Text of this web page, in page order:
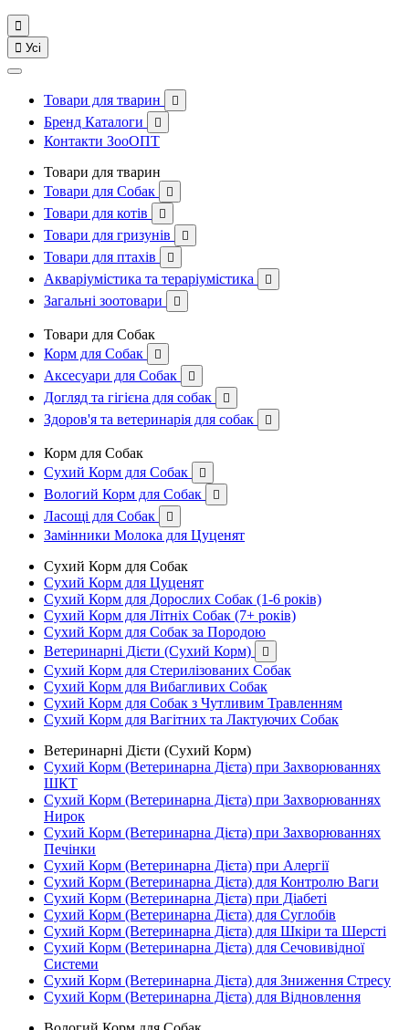

 Усі
Товари для тварин 
Бренд Каталоги 
Контакти ЗооОПТ
Товари для тварин
Товари для Собак

Товари для котів 
Товари для гризунів 
Товари для птахів 
Акваріумістика та тераріумістика 
Загальні зоотовари 
Товари для Собак
Корм для Собак

Аксесуари для Собак 
Догляд та гігієна для собак 
Здоров'я та ветеринарія для собак 
Корм для Собак
Сухий Корм для Собак

Вологий Корм для Собак 
Ласощі для Собак 
Замінники Молока для Цуценят
Сухий Корм для Собак
Сухий Корм для Цуценят
Сухий Корм для Дорослих Собак (1-6 років)
Сухий Корм для Літніх Собак (7+ років)
Сухий Корм для Собак за Породою
Ветеринарні Дієти (Сухий Корм)

Сухий Корм для Стерилізованих Собак
Сухий Корм для Вибагливих Собак
Сухий Корм для Собак з Чутливим Травленням
Сухий Корм для Вагітних та Лактуючих Собак
Ветеринарні Дієти (Сухий Корм)
Сухий Корм (Ветеринарна Дієта) при Захворюваннях
ШКТ
Сухий Корм (Ветеринарна Дієта) при Захворюваннях
Нирок
Сухий Корм (Ветеринарна Дієта) при Захворюваннях
Печінки
Сухий Корм (Ветеринарна Дієта) при Алергії
Сухий Корм (Ветеринарна Дієта) для Контролю Ваги
Сухий Корм (Ветеринарна Дієта) при Діабеті
Сухий Корм (Ветеринарна Дієта) для Суглобів
Сухий Корм (Ветеринарна Дієта) для Шкіри та Шерсті
Сухий Корм (Ветеринарна Дієта) для Сечовивідної
Системи
Сухий Корм (Ветеринарна Дієта) для Зниження Стресу
Сухий Корм (Ветеринарна Дієта) для Відновлення